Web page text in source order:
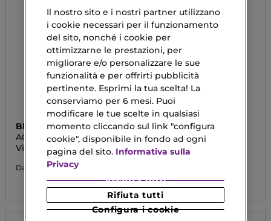
BIOTHERM
AQUASOURCE+
Vitamin Glow Gel
Da 18,83 €
SISLEY
SISLEYA
L'Intégral Anti-Age
Crème Gel Frais
Il nostro sito e i nostri partner utilizzano
i cookie necessari per il funzionamento
del sito, nonché i cookie per
ottimizzarne le prestazioni, per
migliorare e/o personalizzare le sue
funzionalità e per offrirti pubblicità
pertinente. Esprimi la tua scelta! La
conserviamo per 6 mesi. Puoi
modificare le tue scelte in qualsiasi
momento cliccando sul link "configura
cookie", disponibile in fondo ad ogni
pagina del sito. Informativa sulla
Privacy
Configura i cookie
Rifiuta tutti
Accetta tutti